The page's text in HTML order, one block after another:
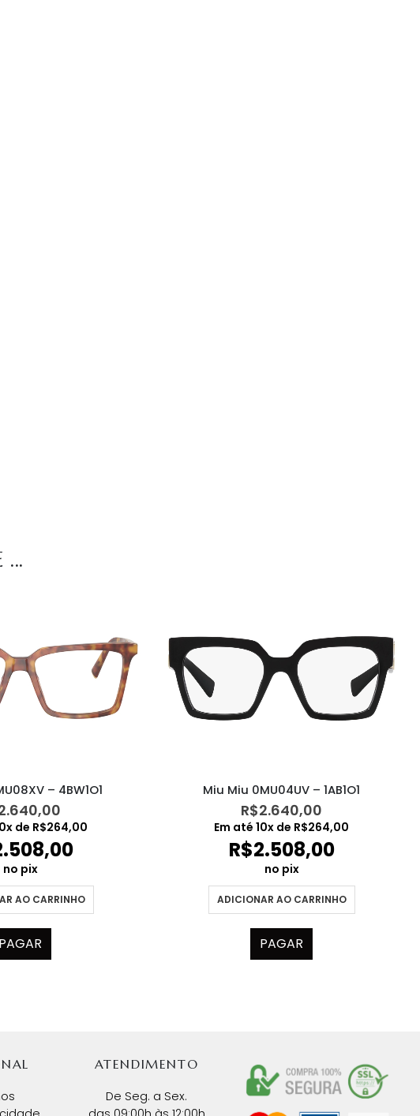
...
– 4BW1O1
x de R$264,00
no pix
AO CARRINHO
PAGAR
Miu Miu 0MU04UV – 1AB1O1
R$2.640,00
Em até 10x de R$264,00
R$2.508,00
no pix
ADICIONAR AO CARRINHO
PAGAR
ATENDIMENTO
De Seg. a Sex.